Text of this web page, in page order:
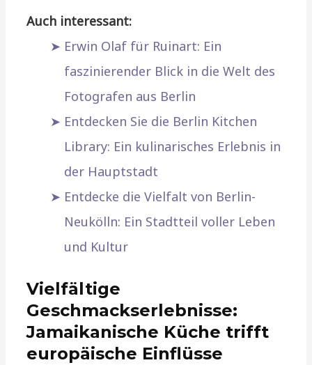
Auch interessant:
Erwin Olaf für Ruinart: Ein
faszinierender Blick in die Welt des
Fotografen aus Berlin
Entdecken Sie die Berlin Kitchen
Library: Ein kulinarisches Erlebnis in
der Hauptstadt
Entdecke die Vielfalt von Berlin-
Neukölln: Ein Stadtteil voller Leben
und Kultur
Vielfältige
Geschmackserlebnisse:
Jamaikanische Küche trifft
europäische Einflüsse